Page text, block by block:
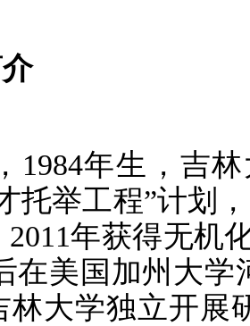
年生，吉林
托举工程”计划
年获得无机
在美国加州大
林大学独立开展